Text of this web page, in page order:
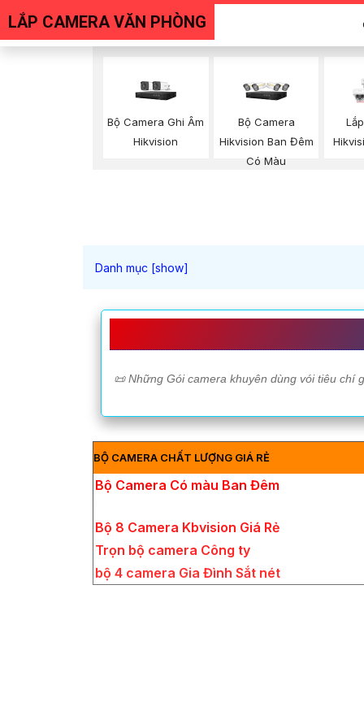
LẮP CAMERA VĂN PHÒNG
Bộ Camera Ghi Âm
Hikvision
Bộ Camera
Hikvision Ban Đêm
Có Màu
️📜 Những Gói camera khuyên dùng vói tiêu
BỘ CAMERA CHẤT LƯỢNG GIÁ RẺ
Bộ Camera Có màu Ban Đêm
Bộ 8 Camera Kbvision Giá Rẻ
Trọn bộ camera Công ty
bộ 4 camera Gia Đình Sắt nét